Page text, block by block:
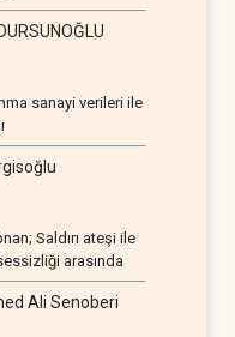
sanayi verileri ile
Saldırı ateşi ile
arasında
Ali Senoberi